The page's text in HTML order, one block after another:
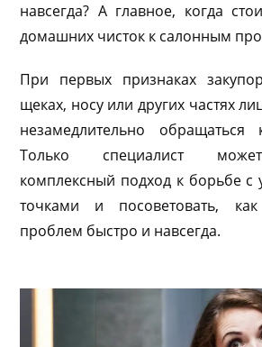
навсегда? А главное, когда
домашних чисток к салонным
При первых признаках
щеках, носу или других частях
незамедлительно обращаться
Только специалист
комплексный подход к борьбе
точками и посоветовать,
проблем быстро и навсегда.